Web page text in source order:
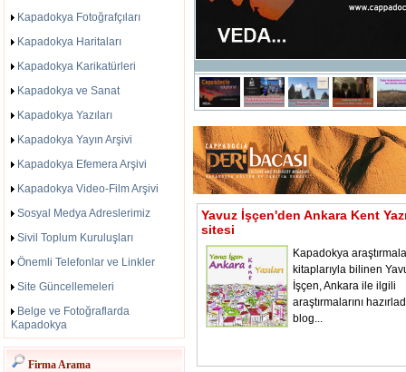
Kapadokya Fotoğrafçıları
Kapadokya Haritaları
Kapadokya Karikatürleri
Kapadokya ve Sanat
Kapadokya Yazıları
Kapadokya Yayın Arşivi
Kapadokya Efemera Arşivi
Kapadokya Video-Film Arşivi
Sosyal Medya Adreslerimiz
Sivil Toplum Kuruluşları
Önemli Telefonlar ve Linkler
Site Güncellemeleri
Belge ve Fotoğraflarda
Kapadokya
Firma Arama
Yavuz İşçen'den Ankara Kent
sitesi
Kapadokya
kitaplarıyla bilinen
İşçen, Ankara ile ilgili
araştırmalarını
blog...